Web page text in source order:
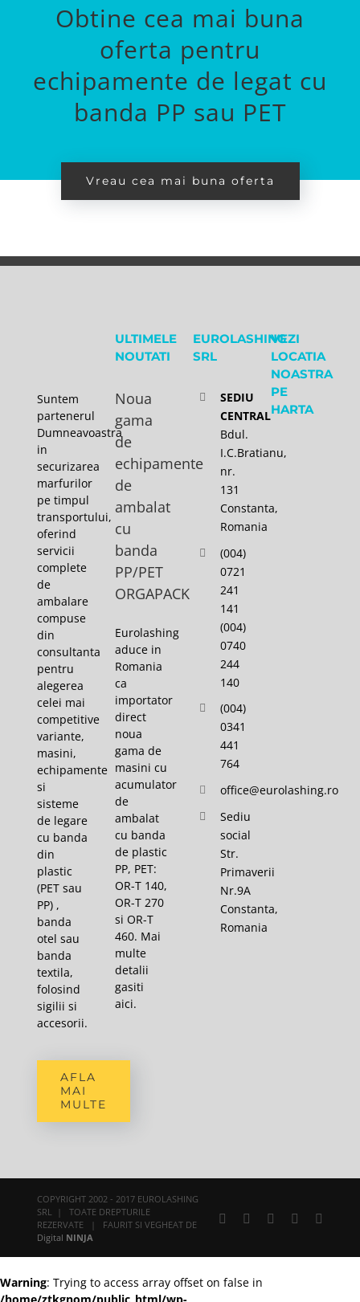
Obtine cea mai buna
oferta pentru
echipamente de legat cu
banda PP sau PET
Vreau cea mai buna oferta
Suntem
partenerul
Dumneavoastra
in
securizarea
marfurilor
pe timpul
transportului,
oferind
servicii
complete
de
ambalare
compuse
din
consultanta
pentru
alegerea
celei mai
competitive
variante,
masini,
echipamente
si
sisteme
de legare
cu banda
din
plastic
(PET sau
PP) ,
banda
otel sau
banda
textila,
folosind
sigilii si
accesorii.
AFLA
MAI
MULTE
ULTIMELE
NOUTATI
Noua
gama
de
echipamente
de
ambalat
cu
banda
PP/PET
ORGAPACK
Eurolashing
aduce in
Romania
ca
importator
direct
noua
gama de
masini cu
acumulator
de
ambalat
cu banda
de plastic
PP, PET:
OR-T 140,
OR-T 270
si OR-T
460. Mai
multe
detalii
gasiti
aici.
EUROLASHING
SRL
SEDIU
CENTRAL
Bdul.
I.C.Bratianu,
nr.
131
Constanta,
Romania
(004)
0721
241
141
(004)
0740
244
140
(004)
0341
441
764
office@eurolashing.ro
Sediu
social
Str.
Primaverii
Nr.9A
Constanta,
Romania
VEZI
LOCATIA
NOASTRA
PE
HARTA
COPYRIGHT 2002 - 2017 EUROLASHING
SRL | TOATE DREPTURILE
REZERVATE | FAURIT SI VEGHEAT DE
Digital NINJA
Facebook YouTube
Rss
Warning: Trying to access array offset on false in